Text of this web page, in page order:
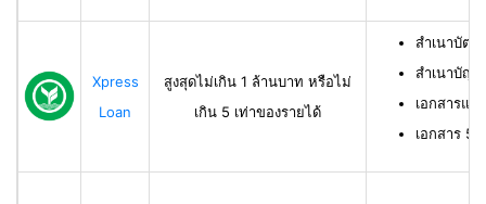
Xpress
Loan
สูงสุดไม่เกิน 1 ล้านบาท หรือไม่
เกิน 5 เท่าของรายได้
สำเนาบัตร
สำเนาบัญ
เอกสารแส
เอกสาร